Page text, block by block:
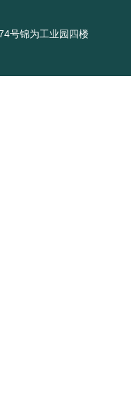
号锦为工业园四楼